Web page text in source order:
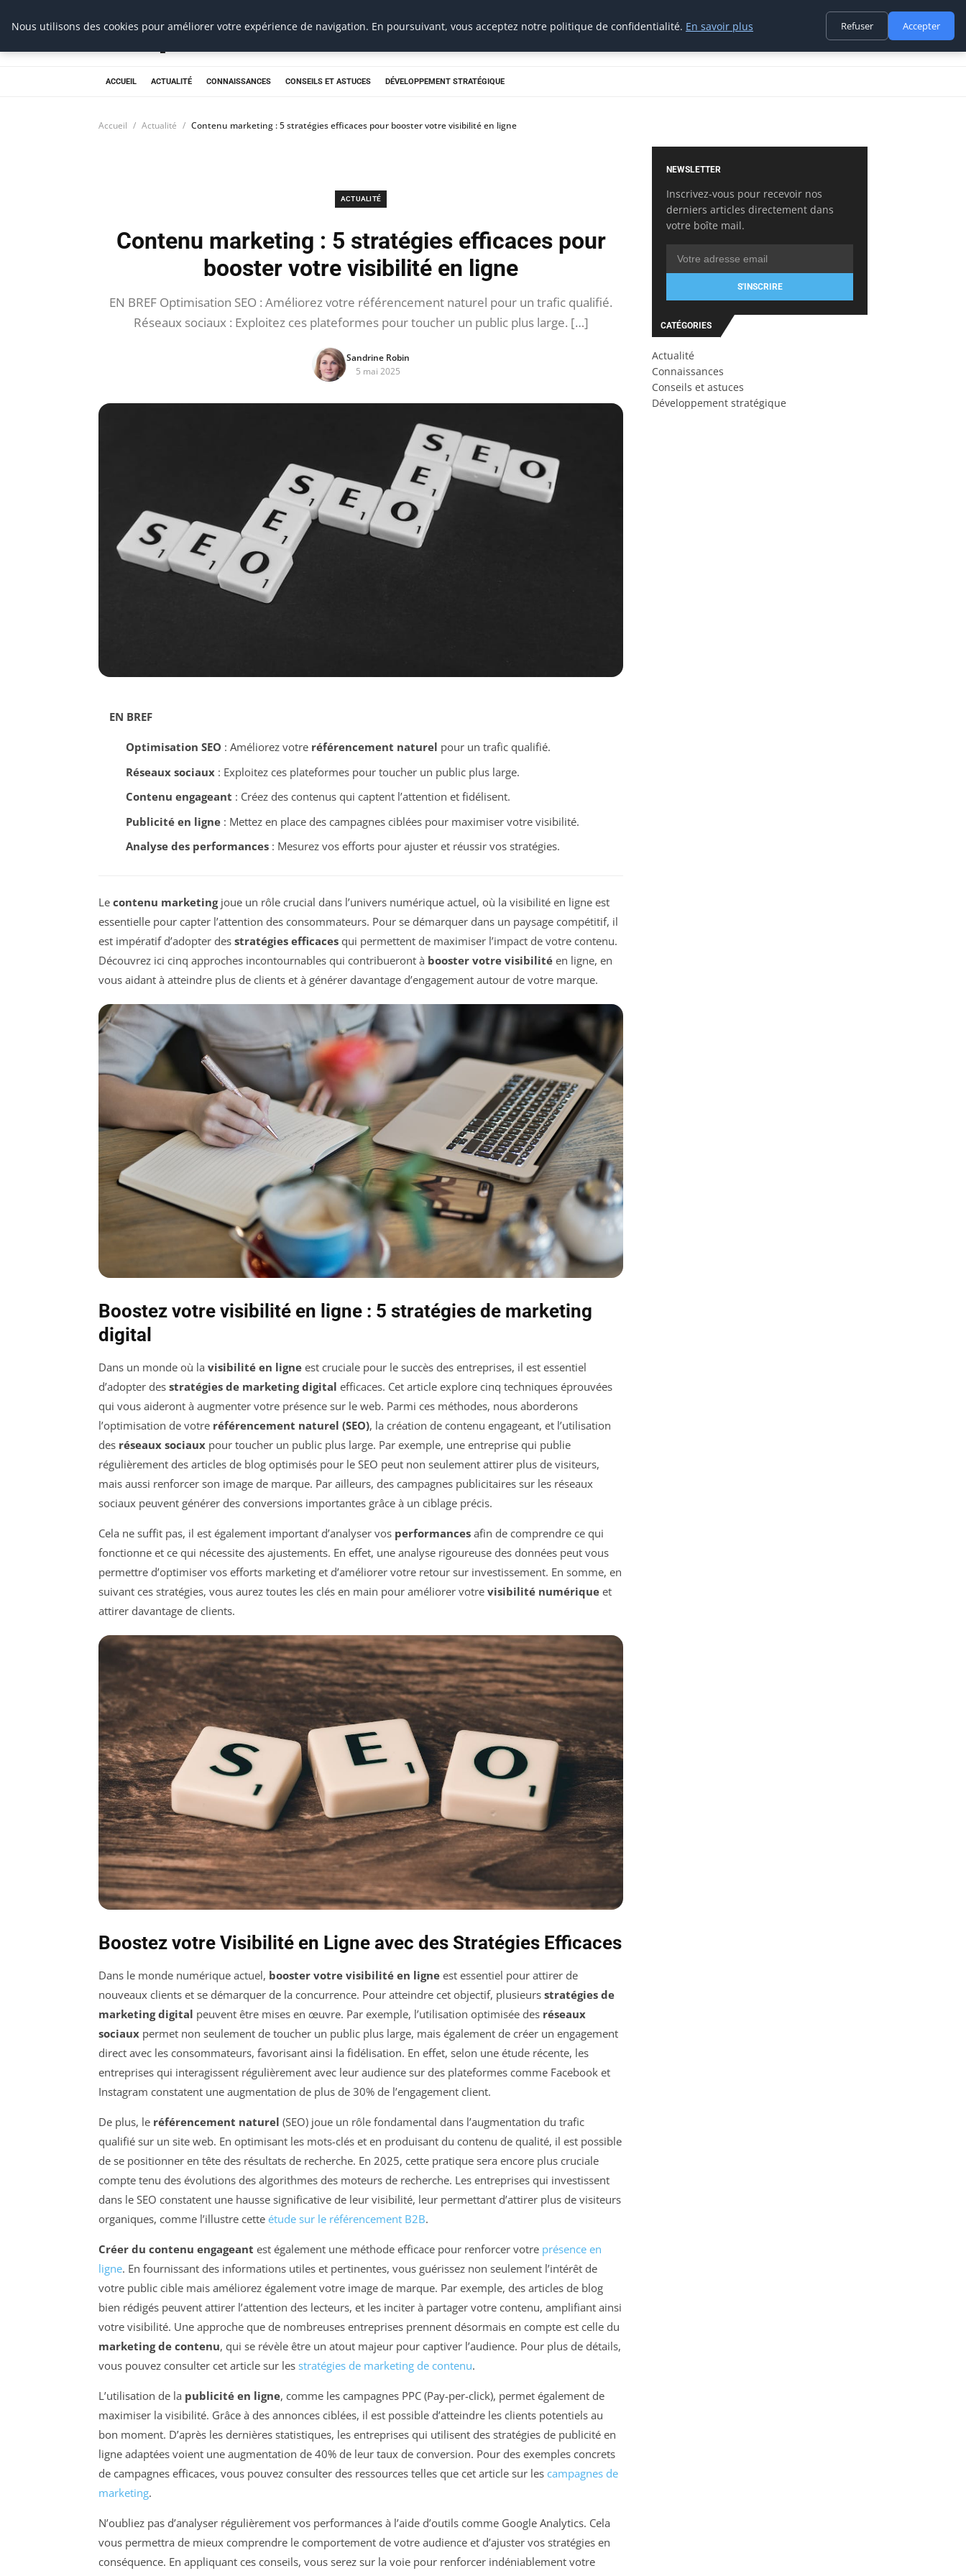
Prospection Pro
ACCUEIL ACTUALITÉ CONNAISSANCES CONSEILS ET ASTUCES DÉVELOPPEMENT STRATÉGIQUE
Accueil Actualité Contenu marketing : 5 stratégies efficaces pour booster votre visibilité en ligne
ACTUALITÉ
Contenu marketing : 5 stratégies efficaces pour
booster votre visibilité en ligne
EN BREF Optimisation SEO : Améliorez votre référencement naturel pour un trafic qualifié.
Réseaux sociaux : Exploitez ces plateformes pour toucher un public plus large. […]
Sandrine Robin
5 mai 2025
EN BREF
Optimisation SEO : Améliorez votre référencement naturel pour un trafic qualifié.
Réseaux sociaux: Exploitez ces plateformes pour toucher un public plus large.
Contenu engageant : Créez des contenus qui captent l’attention et fidélisent.
Publicité en ligne: Mettez en place des campagnes ciblées pour maximiser votre visibilité.
Analyse des performances: Mesurez vos efforts pour ajuster et réussir vos stratégies.
Le contenu marketingjoue un rôle crucial dans l’univers numérique actuel, où la visibilité en ligne est
essentielle pour capter l’attention des consommateurs. Pour se démarquer dans un paysage compétitif, il
est impératif d’adopter des stratégies efficaces qui permettent de maximiser l’impact de votre contenu.
Découvrez ici cinq approches incontournables qui contribueront à booster votre visibilité en ligne, en
vous aidant à atteindre plus de clients et à générer davantage d’engagement autour de votre marque.
Boostez votre visibilité en ligne : 5 stratégies de marketing
digital
Dans un monde où la visibilité en ligne est cruciale pour le succès des entreprises, il est essentiel
d’adopter des stratégies de marketing digital efficaces. Cet article explore cinq techniques éprouvées
qui vous aideront à augmenter votre présence sur le web. Parmi ces méthodes, nous aborderons
l’optimisation de votre référencement naturel (SEO), la création de contenu engageant, et l’utilisation
des réseaux sociaux pour toucher un public plus large. Par exemple, une entreprise qui publie
régulièrement des articles de blog optimisés pour le SEO peut non seulement attirer plus de visiteurs,
mais aussi renforcer son image de marque. Par ailleurs, des campagnes publicitaires sur les réseaux
sociaux peuvent générer des conversions importantes grâce à un ciblage précis.
Cela ne suffit pas, il est également important d’analyser vos performances afin de comprendre ce qui
fonctionne et ce qui nécessite des ajustements. En effet, une analyse rigoureuse des données peut vous
permettre d’optimiser vos efforts marketing et d’améliorer votre retour sur investissement. En somme, en
suivant ces stratégies, vous aurez toutes les clés en main pour améliorer votre visibilité numérique et
attirer davantage de clients.
Boostez votre Visibilité en Ligne avec des Stratégies Efficaces
Dans le monde numérique actuel, booster votre visibilité en ligne est essentiel pour attirer de
nouveaux clients et se démarquer de la concurrence. Pour atteindre cet objectif, plusieurs stratégies de
marketing digital peuvent être mises en œuvre. Par exemple, l’utilisation optimisée des réseaux
sociaux permet non seulement de toucher un public plus large, mais également de créer un engagement
direct avec les consommateurs, favorisant ainsi la fidélisation. En effet, selon une étude récente, les
entreprises qui interagissent régulièrement avec leur audience sur des plateformes comme Facebook et
Instagram constatent une augmentation de plus de 30% de l’engagement client.
De plus, le référencement naturel (SEO) joue un rôle fondamental dans l’augmentation du trafic
qualifié sur un site web. En optimisant les mots-clés et en produisant du contenu de qualité, il est possible
de se positionner en tête des résultats de recherche. En 2025, cette pratique sera encore plus cruciale
compte tenu des évolutions des algorithmes des moteurs de recherche. Les entreprises qui investissent
dans le SEO constatent une hausse significative de leur visibilité, leur permettant d’attirer plus de visiteurs
organiques, comme l’illustre cette étude sur le référencement B2B.
Créer du contenu engageant est également une méthode efficace pour renforcer votre présence en
ligne. En fournissant des informations utiles et pertinentes, vous guérissez non seulement l’intérêt de
votre public cible mais améliorez également votre image de marque. Par exemple, des articles de blog
bien rédigés peuvent attirer l’attention des lecteurs, et les inciter à partager votre contenu, amplifiant ainsi
votre visibilité. Une approche que de nombreuses entreprises prennent désormais en compte est celle du
marketing de contenu, qui se révèle être un atout majeur pour captiver l’audience. Pour plus de détails,
vous pouvez consulter cet article sur les stratégies de marketing de contenu.
L’utilisation de la publicité en ligne, comme les campagnes PPC (Pay-per-click), permet également de
maximiser la visibilité. Grâce à des annonces ciblées, il est possible d’atteindre les clients potentiels au
bon moment. D’après les dernières statistiques, les entreprises qui utilisent des stratégies de publicité en
ligne adaptées voient une augmentation de 40% de leur taux de conversion. Pour des exemples concrets
de campagnes efficaces, vous pouvez consulter des ressources telles que cet article sur les campagnes de
marketing.
N’oubliez pas d’analyser régulièrement vos performances à l’aide d’outils comme Google Analytics. Cela
vous permettra de mieux comprendre le comportement de votre audience et d’ajuster vos stratégies en
conséquence. En appliquant ces conseils, vous serez sur la voie pour renforcer indéniablement votre
NEWSLETTER
Inscrivez-vous pour recevoir nos
derniers articles directement dans
votre boîte mail.
S'INSCRIRE
CATÉGORIES
Actualité
Connaissances
Conseils et astuces
Développement stratégique
Nous utilisons des cookies pour améliorer votre expérience de navigation. En poursuivant, vous acceptez notre politique de confidentialité. En savoir plus Refuser Accepter